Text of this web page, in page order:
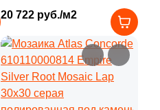
бежевая полированная
под камень
20 722 руб./м2